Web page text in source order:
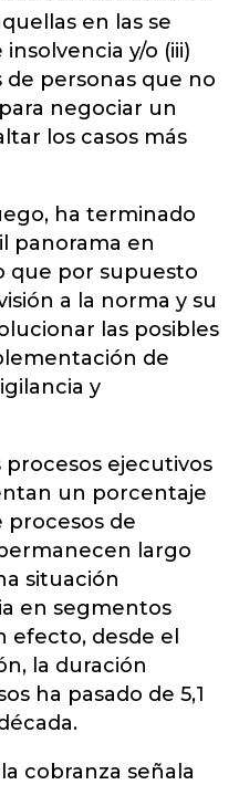
en las se
y/o (iii)
personas que no
negociar un
los casos más
ha terminado
panorama en
que por supuesto
a la norma y su
las posibles
de
y
procesos ejecutivos
un porcentaje
procesos de
largo
situación
en segmentos
efecto, desde el
la duración
ha pasado de 5,1
cobranza señala